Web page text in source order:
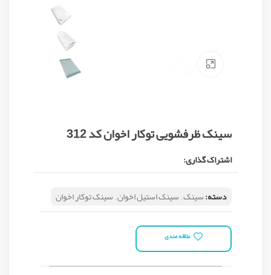
سینک ظرفشویی توکار اخوان کد 312
اشتراک گذاری:
دسته:سینک,سینک استیل اخوان,سینک توکار اخوان
علاقه مندی